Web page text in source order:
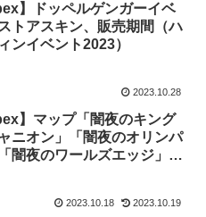
】ドッペルゲンガーイベ
トアスキン、販売期間（ハ
ンイベント2023）
2023.10.28
】マップ「闇夜のキング
ニオン」「闇夜のオリンパ
闇夜のワールズエッジ」登
2023.10.18 2023.10.19